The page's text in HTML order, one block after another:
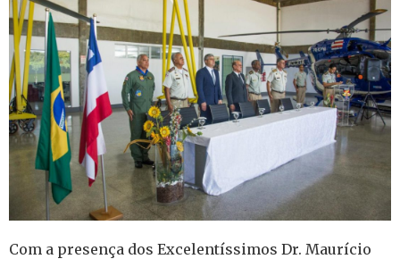
Com a presença dos Excelentíssimos Dr. Maurício